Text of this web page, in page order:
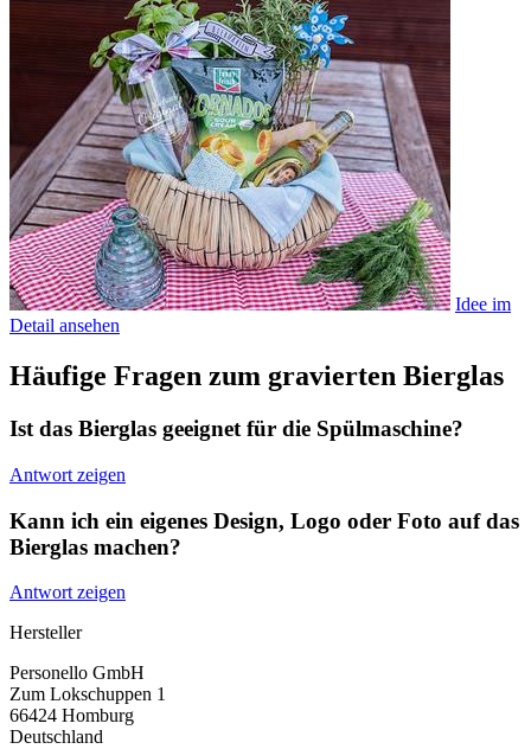
Idee im
Detail ansehen
Häufige Fragen zum gravierten Bierglas
Ist das Bierglas geeignet für die Spülmaschine?
Antwort zeigen
Kann ich ein eigenes Design, Logo oder Foto auf das
Bierglas machen?
Antwort zeigen
Hersteller
Personello GmbH
Zum Lokschuppen 1
66424 Homburg
Deutschland